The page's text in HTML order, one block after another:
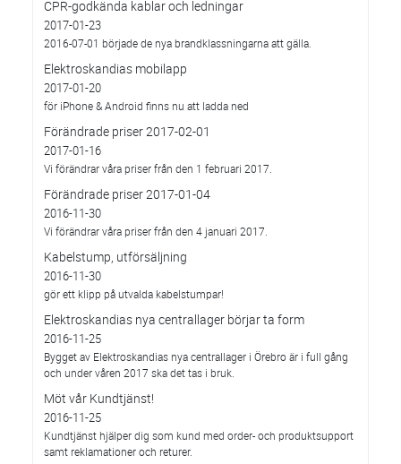
CPR-godkända kablar och ledningar
2017-01-23
2016-07-01 började de nya brandklassningarna att gälla.
Elektroskandias mobilapp
2017-01-20
för iPhone & Android finns nu att ladda ned
Förändrade priser 2017-02-01
2017-01-16
Vi förändrar våra priser från den 1 februari 2017.
Förändrade priser 2017-01-04
2016-11-30
Vi förändrar våra priser från den 4 januari 2017.
Kabelstump, utförsäljning
2016-11-30
gör ett klipp på utvalda kabelstumpar!
Elektroskandias nya centrallager börjar ta form
2016-11-25
Bygget av Elektroskandias nya centrallager i Örebro är i full gång
och under våren 2017 ska det tas i bruk.
Möt vår Kundtjänst!
2016-11-25
Kundtjänst hjälper dig som kund med order- och produktsupport
samt reklamationer och returer.